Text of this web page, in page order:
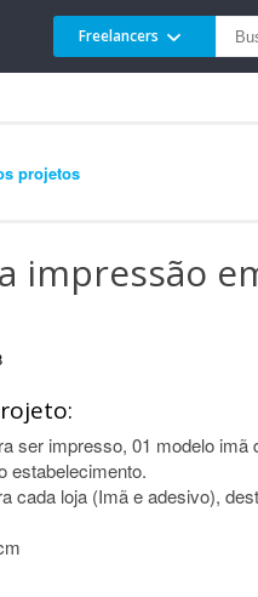
Freelancers
projetos
impressão
ser impresso, 01 modelo imã
estabelecimento.
cada loja (Imã e adesivo),